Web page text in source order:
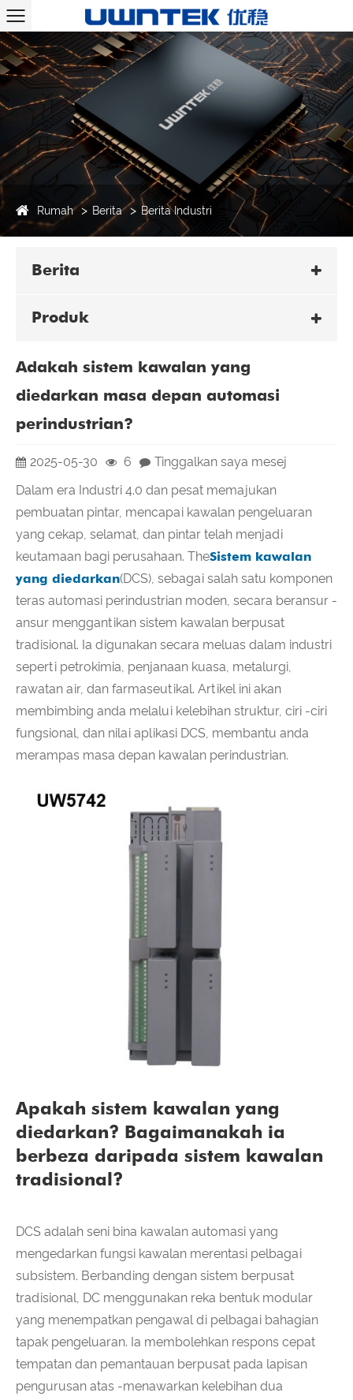
Rumah Berita Berita Industri
Berita
Produk
Adakah sistem kawalan yang
diedarkan masa depan automasi
perindustrian?
2025-05-30 6
Tinggalkan saya mesej
Dalam era Industri 4.0 dan pesat memajukan
pembuatan pintar, mencapai kawalan pengeluaran
yang cekap, selamat, dan pintar telah menjadi
keutamaan bagi perusahaan. TheSistem kawalan
yang diedarkan(DCS), sebagai salah satu komponen
teras automasi perindustrian moden, secara beransur -
ansur menggantikan sistem kawalan berpusat
tradisional. Ia digunakan secara meluas dalam industri
seperti petrokimia, penjanaan kuasa, metalurgi,
rawatan air, dan farmaseutikal. Artikel ini akan
membimbing anda melalui kelebihan struktur, ciri -ciri
fungsional, dan nilai aplikasi DCS, membantu anda
merampas masa depan kawalan perindustrian.
Apakah sistem kawalan yang
diedarkan? Bagaimanakah ia
berbeza daripada sistem kawalan
tradisional?
DCS adalah seni bina kawalan automasi yang
mengedarkan fungsi kawalan merentasi pelbagai
subsistem. Berbanding dengan sistem berpusat
tradisional, DC menggunakan reka bentuk modular
yang menempatkan pengawal di pelbagai bahagian
tapak pengeluaran. Ia membolehkan respons cepat
tempatan dan pemantauan berpusat pada lapisan
pengurusan atas -menawarkan kelebihan dua